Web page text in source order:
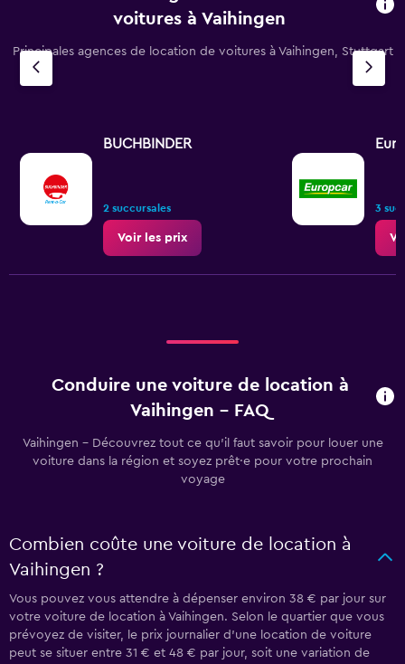
voitures à Vaihingen
Principales agences de location de voitures à Vaihingen, Stuttgart
BUCHBINDER
2 succursales
Voir les prix
3
Conduire une voiture de location à
Vaihingen - FAQ
Vaihingen - Découvrez tout ce qu’il faut savoir pour louer une
voiture dans la région et soyez prêt·e pour votre prochain
voyage
Combien coûte une voiture de location à
Vaihingen ?
Vous pouvez vous attendre à dépenser environ 38 € par jour sur
votre voiture de location à Vaihingen. Selon le quartier que vous
prévoyez de visiter, le prix journalier d'une location de voiture
peut se situer entre 31 € et 48 € par jour, soit une variation de